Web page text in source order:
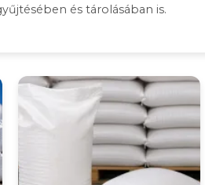
és tárolásában is.